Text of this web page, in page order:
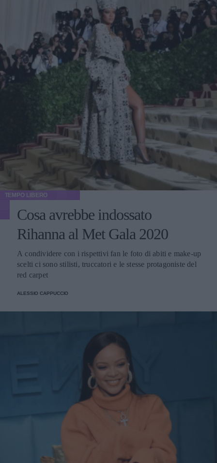
TEMPO LIBERO
Cosa avrebbe indossato
Rihanna al Met Gala 2020
A condividere con i rispettivi fan le foto di abiti e make-up
scelti ci sono stilisti, truccatori e le stesse protagoniste del
red carpet
ALESSIO CAPPUCCIO